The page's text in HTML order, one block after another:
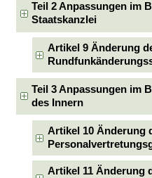
Teil 2 Anpassungen im
Staatskanzlei
Artikel 9 Änderung
Teil 3 Anpassungen im
des Innern
Artikel 10 Änderung
Artikel 11 Änderung